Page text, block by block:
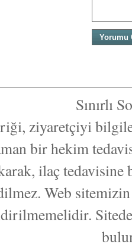
Sınırlı
ziyaretçiyi
bir hekim
ilaç
Web